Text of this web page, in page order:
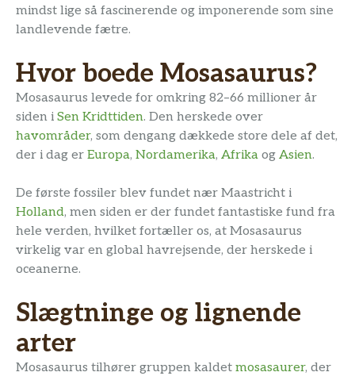
mindst lige så fascinerende og imponerende som sine
landlevende fætre.
Hvor boede Mosasaurus?
Mosasaurus levede for omkring 82–66 millioner år
siden i Sen Kridttiden. Den herskede over
havområder, som dengang dækkede store dele af det,
der i dag er Europa, Nordamerika, Afrika og Asien.
De første fossiler blev fundet nær Maastricht i
Holland, men siden er der fundet fantastiske fund fra
hele verden, hvilket fortæller os, at Mosasaurus
virkelig var en global havrejsende, der herskede i
oceanerne.
Slægtninge og lignende
arter
Mosasaurus tilhører gruppen kaldet mosasaurer, der